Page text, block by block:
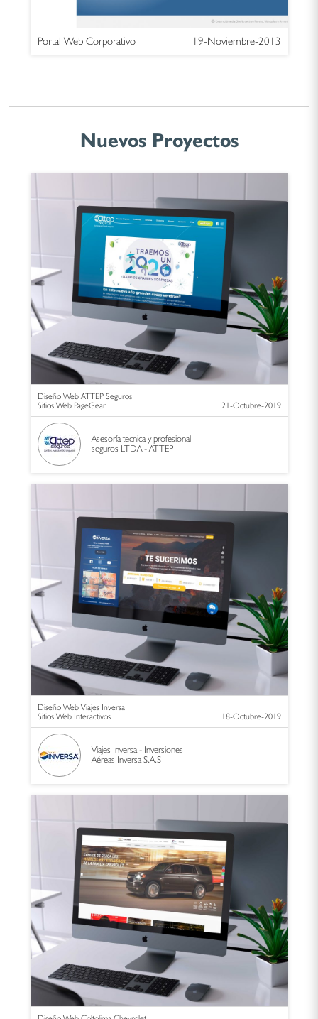
Portal Web Corporativo 19-Noviembre-2013
Nuevos Proyectos
Diseño Web ATTEP Seguros
Sitios Web PageGear
21-Octubre-2019
Asesoría tecnica y profesional
seguros LTDA - ATTEP
Diseño Web Viajes Inversa
Sitios Web Interactivos
18-Octubre-2019
Viajes Inversa - Inversiones
Aéreas Inversa S.A.S